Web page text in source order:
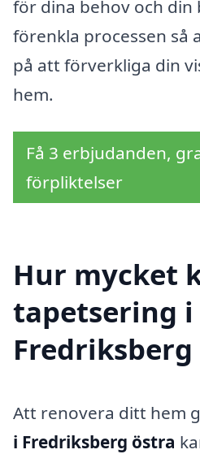
för dina behov och din
förenkla processen så
på att förverkliga din
hem.
Få 3 erbjudanden,
förpliktelser
Hur mycket
tapetsering i
Fredriksberg
Att renovera ditt hem
i Fredriksberg östra